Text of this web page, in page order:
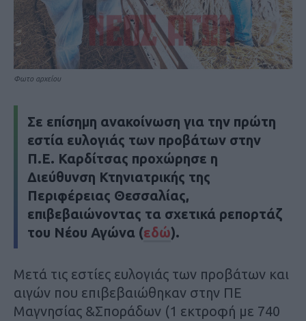
Φωτο αρχείου
Σε επίσημη ανακοίνωση για την πρώτη
εστία ευλογιάς των προβάτων στην
Π.Ε. Καρδίτσας προχώρησε η
Διεύθυνση Κτηνιατρικής της
Περιφέρειας Θεσσαλίας,
επιβεβαιώνοντας τα σχετικά ρεπορτάζ
του Νέου Αγώνα (εδώ).
Μετά τις εστίες ευλογιάς των προβάτων και
αιγών που επιβεβαιώθηκαν στην ΠΕ
Μαγνησίας &Σποράδων (1 εκτροφή με 740